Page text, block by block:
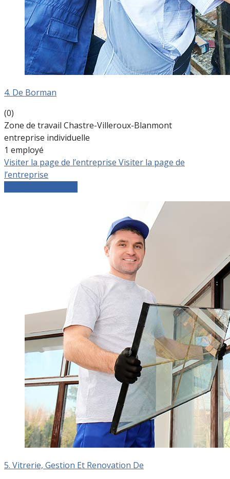
4. De Borman
(0)
Zone de travail Chastre-Villeroux-Blanmont
entreprise individuelle
1 employé
Visiter la page de l’entreprise Visiter la page de
l’entreprise
5. Vitrerie, Gestion Et Renovation De